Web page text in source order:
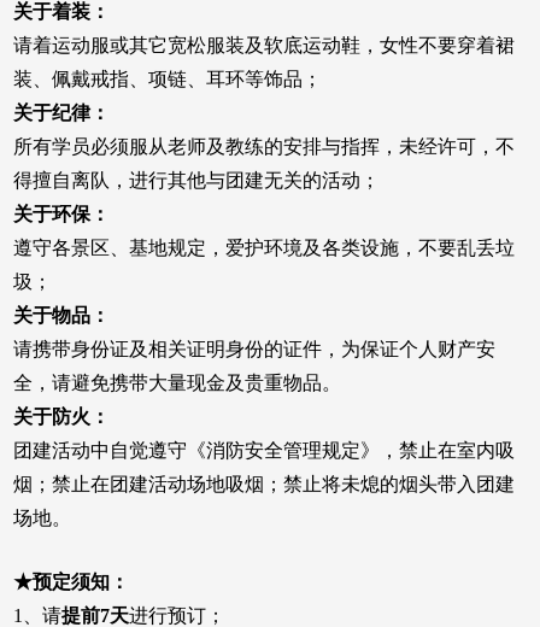
关于着装：
请着运动服或其它宽松服装及软底运动鞋，女性不要穿着裙
装、佩戴戒指、项链、耳环等饰品；
关于纪律：
所有学员必须服从老师及教练的安排与指挥，未经许可，不
得擅自离队，进行其他与团建无关的活动；
关于环保：
遵守各景区、基地规定，爱护环境及各类设施，不要乱丢垃
圾；
关于物品：
请携带身份证及相关证明身份的证件，为保证个人财产安
全，请避免携带大量现金及贵重物品。
关于防火：
团建活动中自觉遵守《消防安全管理规定》，禁止在室内吸
烟；禁止在团建活动场地吸烟；禁止将未熄的烟头带入团建
场地。
★预定须知：
1、请提前7天进行预订；